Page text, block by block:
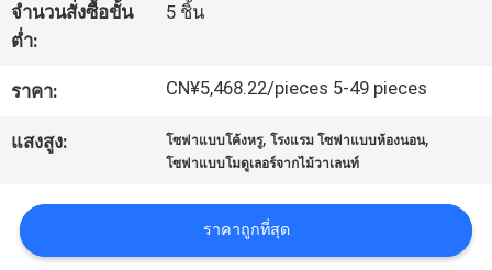
แสดง
VR
เกี่ยว
กับ
เรา
จำนวนสั่งซื้อขั้น
ต่ำ:
5 ชิ้น
ราคา: CN¥5,468.22/pieces 5-49 pieces
แสงสูง: โซฟาแบบโค้งหรู,โรงแรม โซฟาแบบห้องนอน,
โซฟาแบบโมดูเลอร์จากไม้วาเลนท์
ราคาถูกที่สุด